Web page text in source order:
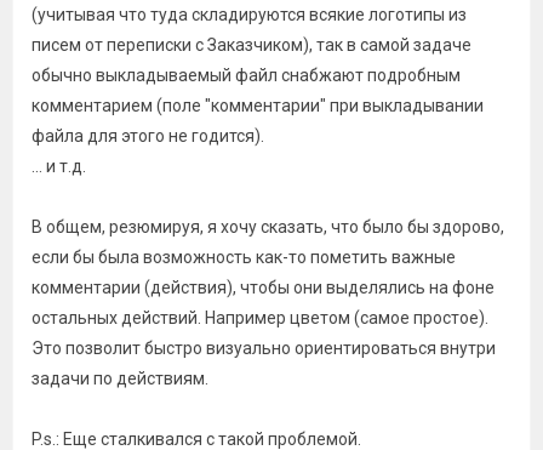
(учитывая что туда складируются всякие логотипы из
писем от переписки с Заказчиком), так в самой задаче
обычно выкладываемый файл снабжают подробным
комментарием (поле "комментарии" при выкладывании
файла для этого не годится).
... и т.д.
В общем, резюмируя, я хочу сказать, что было бы здорово,
если бы была возможность как-то пометить важные
комментарии (действия), чтобы они выделялись на фоне
остальных действий. Например цветом (самое простое).
Это позволит быстро визуально ориентироваться внутри
задачи по действиям.
P.s.: Еще сталкивался с такой проблемой.